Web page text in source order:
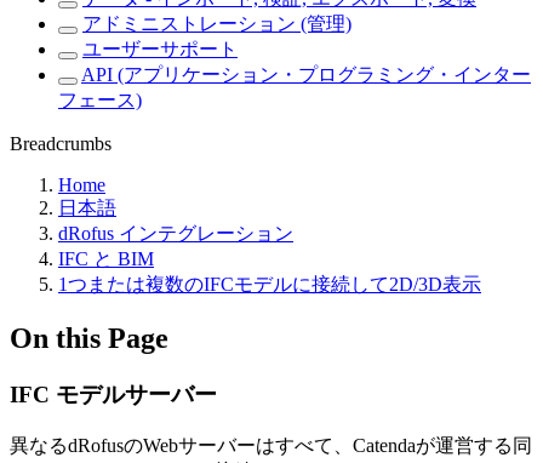
アドミニストレーション (管理)
ユーザーサポート
API (アプリケーション・プログラミング・インター
フェース)
Breadcrumbs
Home
日本語
dRofus インテグレーション
IFC と BIM
1つまたは複数のIFCモデルに接続して2D/3D表示
On this Page
IFC モデルサーバー
異なるdRofusのWebサーバーはすべて、Catendaが運営する同